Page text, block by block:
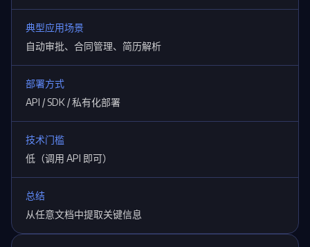
典型应用场景
自动审批、合同管理、简历解析
部署方式
API / SDK / 私有化部署
技术门槛
低（调用 API 即可）
总结
从任意文档中提取关键信息